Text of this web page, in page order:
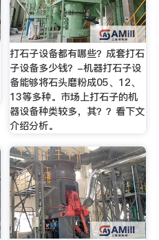
打石子设备都有哪些？成套打石
子设备多少钱？-机器打石子设
备能够将石头磨粉成05、12、
13等多种。市场上打石子的机
器设备种类较多，其？？看下文
介绍分析。